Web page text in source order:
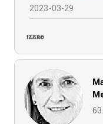
2023-03-29
63